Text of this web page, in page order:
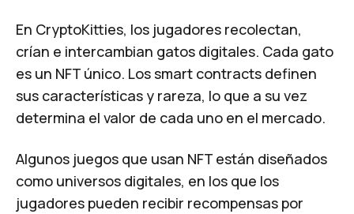
En CryptoKitties, los jugadores recolectan,
crían e intercambian gatos digitales. Cada gato
es un NFT único. Los smart contracts definen
sus características y rareza, lo que a su vez
determina el valor de cada uno en el mercado.
Algunos juegos que usan NFT están diseñados
como universos digitales, en los que los
jugadores pueden recibir recompensas por